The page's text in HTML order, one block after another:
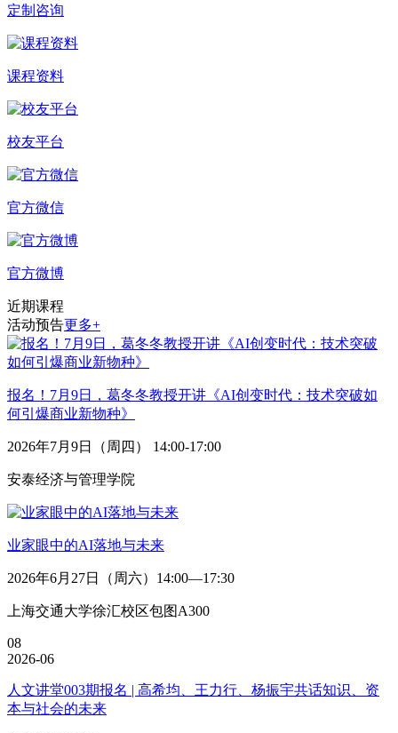
定制咨询
课程资料
校友平台
官方微信
官方微博
近期课程
活动预告更多+
报名！7月9日，葛冬冬教授开讲《AI创变时代：技术突破如
何引爆商业新物种》
2026年7月9日（周四） 14:00-17:00
安泰经济与管理学院
业家眼中的AI落地与未来
2026年6月27日（周六）14:00—17:30
上海交通大学徐汇校区包图A300
08
2026-06
人文讲堂003期报名 | 高希均、王力行、杨振宇共话知识、资
本与社会的未来